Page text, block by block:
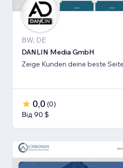
BW, DE
DANLIN Media GmbH
Zeige Kunden deine beste
0,0 (0)
Від 90 $